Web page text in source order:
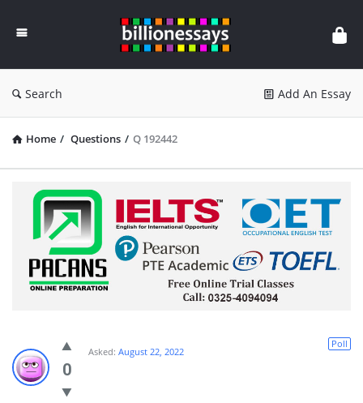
Essays
Search Add An Essay
Home / Questions / Q 192442
0
Poll
Asked: August 22, 2022